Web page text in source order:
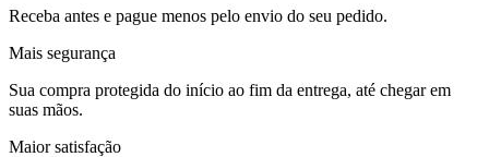
Receba antes e pague menos pelo envio do seu pedido.
Mais segurança
Sua compra protegida do início ao fim da entrega, até chegar em
suas mãos.
Maior satisfação